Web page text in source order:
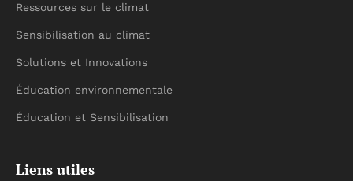
Ressources sur le climat
Sensibilisation au climat
Solutions et Innovations
Éducation environnementale
Éducation et Sensibilisation
Liens utiles